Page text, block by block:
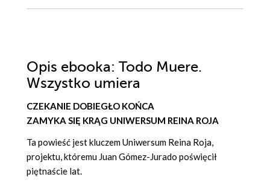
Opis ebooka: Todo Muere.
Wszystko umiera
CZEKANIE DOBIEGŁO KOŃCA
ZAMYKA SIĘ KRĄG UNIWERSUM REINA ROJA
Ta powieść jest kluczem Uniwersum Reina Roja,
projektu, któremu Juan Gómez-Jurado poświęcił
piętnaście lat.